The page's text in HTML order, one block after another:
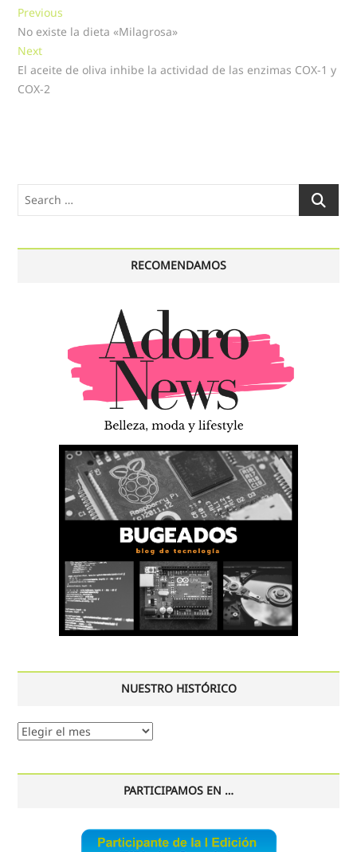
Navegación
de
entradas
Previous
post:
No existe la dieta «Milagrosa»
NextNext
post:
El aceite de oliva inhibe la actividad de las enzimas COX-1 y
COX-2
Search
RECOMENDAMOS
NUESTRO HISTÓRICO
Nuestro
PARTICIPAMOS EN …